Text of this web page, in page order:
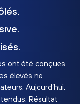
ont été conçues
élevés ne
Aujourd’hui,
Résultat :